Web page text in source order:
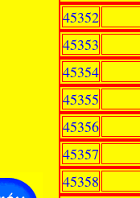
45352
45353
45354
45355
45356
45357
45358